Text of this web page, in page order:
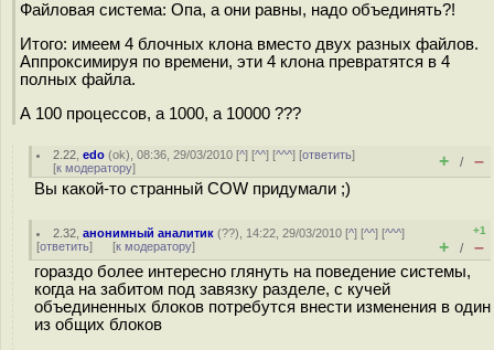
Файловая сиcтема: Опа, а они равны, надо объединять?!
Итого: имеем 4 блочных клона вместо двух разных файлов.
Аппроксимируя по времени, эти 4 клона превратятся в 4
полных файла.
А 100 процессов, а 1000, а 10000 ???
2.22 ,edo (ok), 08:36, 29/03/2010 [^] [^^] [^^^] [ответить]
[к модератору] + / –
Вы какой-то странный COW придумали ;)
2.32 ,анонимный аналитик (??), 14:22, 29/03/2010 [^] [^^] [^^^]
[ответить] [к модератору]
+1
+ / –
гораздо более интересно глянуть на поведение системы,
когда на забитом под завязку разделе, с кучей
объединенных блоков потребутся внести изменения в один
из общих блоков